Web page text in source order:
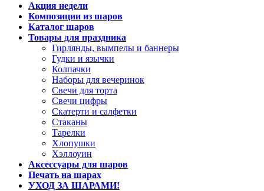
Акция недели
Композиции из шаров
Каталог шаров
Товары для праздника
Гирлянды, вымпелы и баннеры
Гудки и язычки
Колпачки
Наборы для вечеринок
Свечи для торта
Свечи цифры
Скатерти и салфетки
Стаканы
Тарелки
Хлопушки
Хэллоуин
Аксессуары для шаров
Печать на шарах
УХОД ЗА ШАРАМИ!